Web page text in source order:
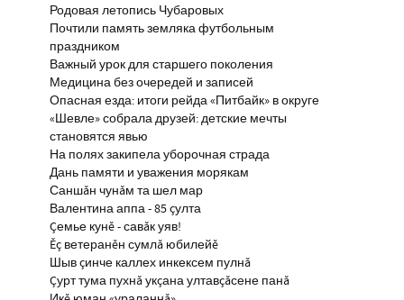
Родовая летопись Чубаровых
Почтили память земляка футбольным
праздником
Важный урок для старшего поколения
Медицина без очередей и записей
Опасная езда: итоги рейда «Питбайк» в округе
«Шевле» собрала друзей: детские мечты
становятся явью
На полях закипела уборочная страда
Дань памяти и уважения морякам
Саншăн чунăм та шел мар
Валентина аппа - 85 çулта
Çемье кунĕ - савăк уяв!
Ĕç ветеранĕн сумлă юбилейĕ
Шыв çинче каллех инкексем пулнă
Çурт тума пухнă укçана ултавçăсене панă